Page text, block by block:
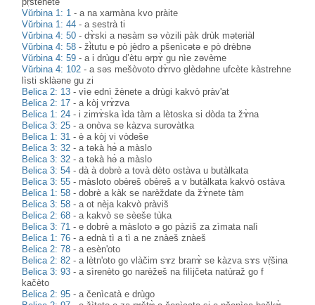
Vŭrbina 1: 1 -a na xarmàna kvo pràite
Vŭrbina 1: 44 -a sestrà ti
Vŭrbina 4: 50 -dɤ̀ski a nəsàm sə vòzili pàk drùk məteriàl
Vŭrbina 4: 58 -žɨ̀tutu e pò jèdro a pšenìcətə e pò drèbnə
Vŭrbina 4: 59 -a i drùgu d’ètu ərpɤ̀ gu nìe zəvème
Vŭrbina 4: 102 -a səs mešòvoto dɤ̀rvo glèdəhne ufcète kàstrehne
lìsti sklàəne gu zi
Belica 2: 13 -vìe ednì žènete a drùgi kakvò pràv'at
Belica 2: 17 -a kòj vrɤ̀zva
Belica 1: 24 - i zimɤ̀ska ìda tàm a lètoska si dòda ta žɤ̀na
Belica 3: 25 -a onòva se kàzva surovàtka
Belica 1: 31 -è a kòj vi vòdeše
Belica 3: 32 -a təkà hə̀ a màslo
Belica 3: 32 -a təkà hə̀ a màslo
Belica 3: 54 -dà à dobrè a tovà dèto ostàva u butàlkata
Belica 3: 55 - màsloto obèreš obèreš a v butàlkata kakvò ostàva
Belica 1: 58 -dobrè a kàk se narèždate da žɤ̀nete tàm
Belica 3: 58 -a ot nèja kakvò pràviš
Belica 2: 68 -a kakvò se sèeše tùka
Belica 3: 71 -e dobrè a màsloto ə go pàziš za zìmata nalì
Belica 1: 76 -a ednà tì a tì a ne znàeš znàeš
Belica 2: 78 -a esèn'oto
Belica 2: 82 -a lètn'oto go vlàčim sɤz branɤ̀ se kàzva sɤs vṛ̀šina
Belica 3: 93 -a sìrenèto go narèžeš na filìjčeta natùraž go f
kačèto
Belica 2: 95 -a čenìcatà e drùgo